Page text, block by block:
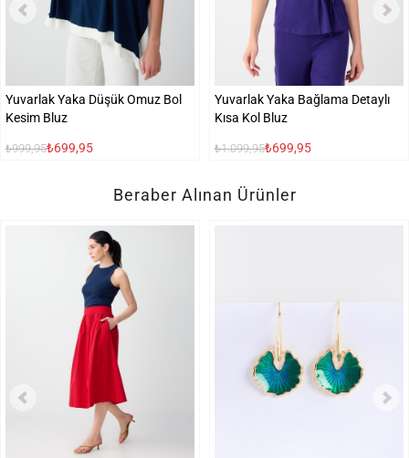
Yuvarlak Yaka Düşük Omuz Bol
Kesim Bluz
₺999,95₺699,95
Yuvarlak Yaka Bağlama Detaylı
Kısa Kol Bluz
₺1.099,95₺699,95
Beraber Alınan Ürünler